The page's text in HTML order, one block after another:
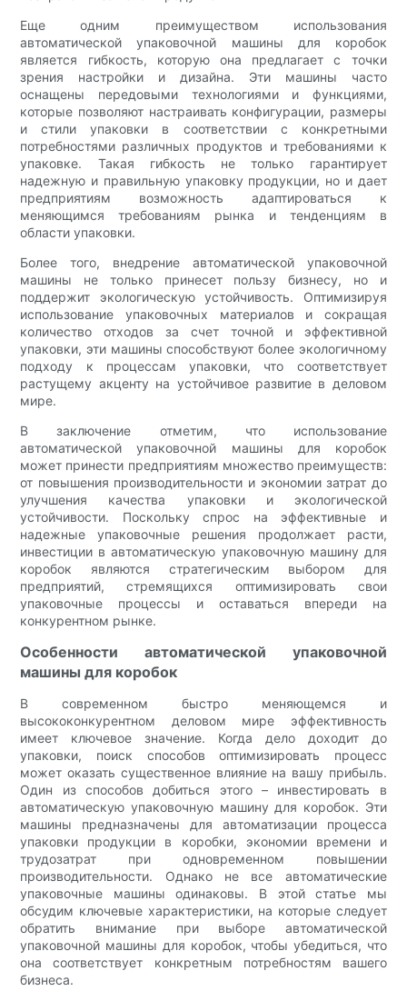
Еще одним преимуществом использования
автоматической упаковочной машины для коробок
является гибкость, которую она предлагает с точки
зрения настройки и дизайна. Эти машины часто
оснащены передовыми технологиями и функциями,
которые позволяют настраивать конфигурации, размеры
и стили упаковки в соответствии с конкретными
потребностями различных продуктов и требованиями к
упаковке. Такая гибкость не только гарантирует
надежную и правильную упаковку продукции, но и дает
предприятиям возможность адаптироваться к
меняющимся требованиям рынка и тенденциям в
области упаковки.
Более того, внедрение автоматической упаковочной
машины не только принесет пользу бизнесу, но и
поддержит экологическую устойчивость. Оптимизируя
использование упаковочных материалов и сокращая
количество отходов за счет точной и эффективной
упаковки, эти машины способствуют более экологичному
подходу к процессам упаковки, что соответствует
растущему акценту на устойчивое развитие в деловом
мире.
В заключение отметим, что использование
автоматической упаковочной машины для коробок
может принести предприятиям множество преимуществ:
от повышения производительности и экономии затрат до
улучшения качества упаковки и экологической
устойчивости. Поскольку спрос на эффективные и
надежные упаковочные решения продолжает расти,
инвестиции в автоматическую упаковочную машину для
коробок являются стратегическим выбором для
предприятий, стремящихся оптимизировать свои
упаковочные процессы и оставаться впереди на
конкурентном рынке.
Особенности автоматической упаковочной
машины для коробок
В современном быстро меняющемся и
высококонкурентном деловом мире эффективность
имеет ключевое значение. Когда дело доходит до
упаковки, поиск способов оптимизировать процесс
может оказать существенное влияние на вашу прибыль.
Один из способов добиться этого – инвестировать в
автоматическую упаковочную машину для коробок. Эти
машины предназначены для автоматизации процесса
упаковки продукции в коробки, экономии времени и
трудозатрат при одновременном повышении
производительности. Однако не все автоматические
упаковочные машины одинаковы. В этой статье мы
обсудим ключевые характеристики, на которые следует
обратить внимание при выборе автоматической
упаковочной машины для коробок, чтобы убедиться, что
она соответствует конкретным потребностям вашего
бизнеса.